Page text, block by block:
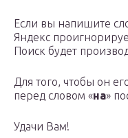
Если вы напишите
Яндекс
Поиск будет
Для того, чтобы он
перед словом «на»
Удачи Вам!